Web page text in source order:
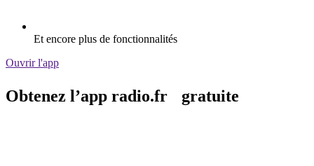
Et encore plus de fonctionnalités
Ouvrir l'app
Obtenez l’app radio.fr gratuite